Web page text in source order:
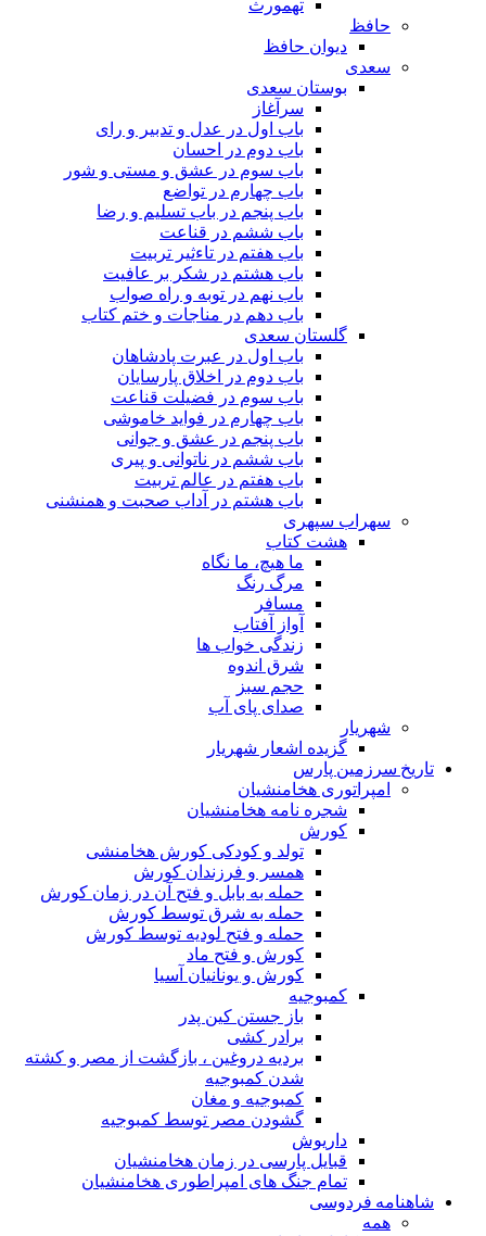
تهمورث
حافظ
دیوان حافظ
سعدی
بوستان سعدی
سرآغاز
باب اول در عدل و تدبیر و رای
باب دوم در احسان
باب سوم در عشق و مستی و شور
باب چهارم در تواضع
باب پنجم در باب تسلیم و رضا
باب ششم در قناعت
باب هفتم در تاءثیر تربیت
باب هشتم در شکر بر عافیت
باب نهم در توبه و راه صواب
باب دهم در مناجات و ختم کتاب
گلستان سعدی
باب اول در عبرت پادشاهان
باب دوم در اخلاق پارسایان
باب سوم در فضیلت قناعت
باب چهارم در فواید خاموشى
باب پنجم در عشق و جوانى
باب ششم در ناتوانى و پیرى
باب هفتم در عالم تربیت
باب هشتم در آداب صحبت و همنشنى
سهراب سپهری
هشت کتاب
ما هیچ، ما نگاه
مرگ رنگ
مسافر
آواز آفتاب
زندگی خواب ها
شرق اندوه
حجم سبز
صدای پای آب
شهریار
گزیده اشعار شهریار
تاریخ سرزمین پارس
امپراتوری هخامنشیان
شجره نامه هخامنشیان
کورش
تولد و کودکی کورش هخامنشی
همسر و فرزندان کورش
حمله به بابل و فتح آن در زمان کورش
حمله به شرق توسط کورش
حمله و فتح لودیه توسط کورش
کورش و فتح ماد
کورش و یونانیان آسیا
کمبوجیه
باز جستن کین پدر
برادر کشی
بردیه دروغین ، بازگشت از مصر و کشته
شدن کمبوجیه
کمبوجیه و مغان
گشودن مصر توسط کمبوجیه
داریوش
قبایل پارسی در زمان هخامنشیان
تمام جنگ های امپراطوری هخامنشیان
شاهنامه فردوسی
همه